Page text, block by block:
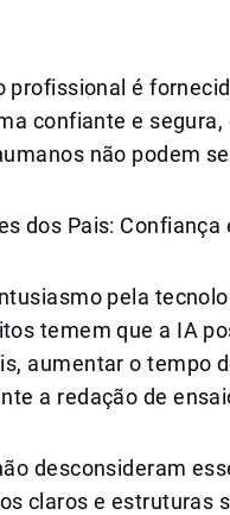
profissional é
confiante e
não podem
dos Pais: Confiança
pela
temem que a IA
aumentar o tempo
a redação de
desconsideram
claros e estruturas